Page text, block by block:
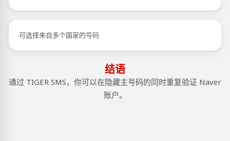
可选择来自多个国家的号码
结语
通过 TIGER SMS，你可以在隐藏主号码的同时重复验证 Naver
账户。